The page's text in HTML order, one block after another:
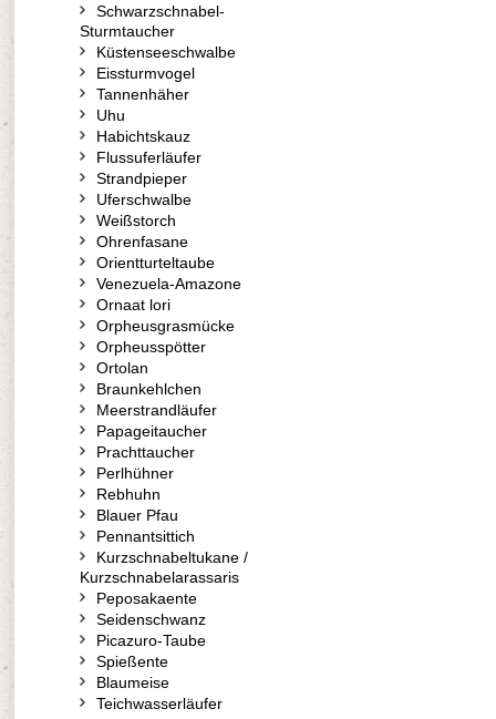
Schwarzschnabel-
Sturmtaucher
Küstenseeschwalbe
Eissturmvogel
Tannenhäher
Uhu
Habichtskauz
Flussuferläufer
Strandpieper
Uferschwalbe
Weißstorch
Ohrenfasane
Orientturteltaube
Venezuela-Amazone
Ornaat lori
Orpheusgrasmücke
Orpheusspötter
Ortolan
Braunkehlchen
Meerstrandläufer
Papageitaucher
Prachttaucher
Perlhühner
Rebhuhn
Blauer Pfau
Pennantsittich
Kurzschnabeltukane /
Kurzschnabelarassaris
Peposakaente
Seidenschwanz
Picazuro-Taube
Spießente
Blaumeise
Teichwasserläufer